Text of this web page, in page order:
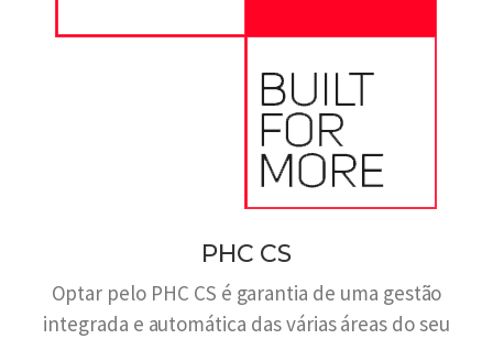
PHC CS
Optar pelo PHC CS é garantia de uma gestão
integrada e automática das várias áreas do seu